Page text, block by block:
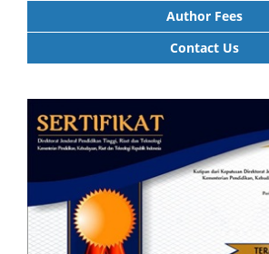
Author Fees
Contact Us